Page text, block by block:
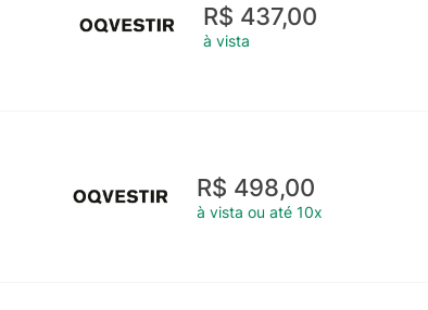
R$ 437,00
à vista
R$ 498,00
à vista ou até 10x